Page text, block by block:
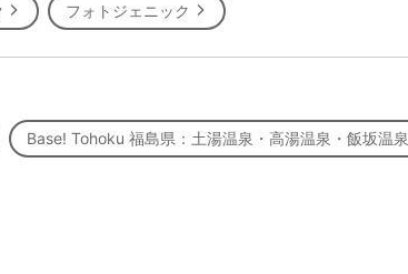
フォトジェニック
Base! Tohoku 福島県：土湯温泉・高湯温泉・飯坂温泉